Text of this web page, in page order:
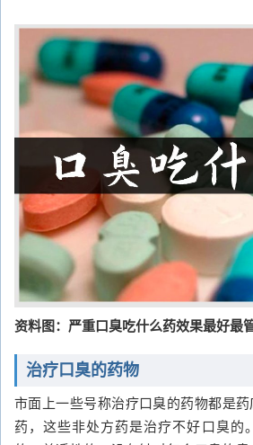
资料图：严重口臭吃什么药效果最好最
治疗口臭的药物
市面上一些号称治疗口臭的药物都是
药，这些非处方药是治疗不好口臭的